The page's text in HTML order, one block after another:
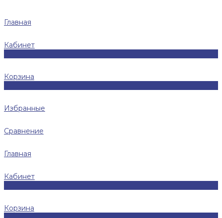
Главная
Кабинет
Корзина
Избранные
Сравнение
Главная
Кабинет
Корзина